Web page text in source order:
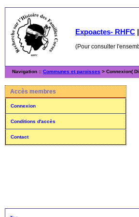
Expoactes- RHFC
(Pour consulter
Navigation :: Communes et paroisses > Connexion(
Accès membres
Connexion
Conditions d'accès
Contact